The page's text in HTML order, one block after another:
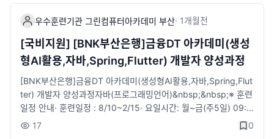
로가기​
발생​​, 국취 1유형, 2유형(특정계층) 훈련비 전액 지원· ​훈련장려금
지급 : 월 최대 20만원 지급· ​구직촉진수당 : 국취1유형-월 최대 6
0만원 (가족수당 최대 40만원)·​ 1:1 취업지원 서비스 제공 (진로상
담·자소서/이력서 첨삭·취업세미나·참여 기업 취업 연계 등)· 훈련
생 무료보험가입(재해보험)&nbsp;※​ 과정안내- 다양한 스마트기
기 플랫폼에 적용 가능한 웹기반의 콘텐츠서비스를 기획, 분석, 설
계, 구현, 테스트, 배포 및 유지 보수하는 능력을 함양할 수 있다.-
웹 및 모바일 애플리케이션 개발을 위하여 애플리케이션의 요구사
항을 확인하고 분석하는 능력을 함양할 수 있다.- 애플리케이션을
설계, 구현 및 테스트를 수행하고, 서비스를 개선하는 업무능력을
우수훈련기관 그린컴퓨터아카데미 부산· 1개월전
[국비지원] [BNK부산은행]금융DT 아카데미(생성
형AI활용,자바,Spring,Flutter) 개발자 양성과정
[BNK부산은행]금융DT 아카데미(생성형AI활용,자바,Spring,Flut
ter) 개발자 양성과정자바(프로그래밍언어)&nbsp;&nbsp;※​ 훈련
일정 안내​· ​훈련일정 : 8/10~2/15· 요일시간: 월~금(주5일) 09:0
0~18:00· 모집정원: 30명&nbsp;※​ 지원자격· 국민내일배움 카드
17 0